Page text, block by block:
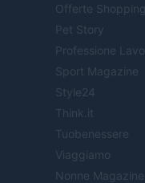
Offerte Shopping
Pet Story
Professione
Sport Magazine
Style24
Think.it
Tuobenessere
Viaggiamo
Nonne Magazine